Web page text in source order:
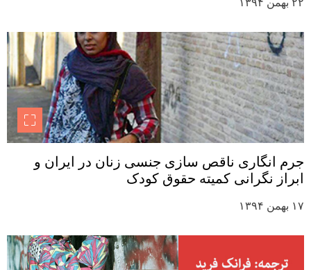
۲۲ بهمن ۱۳۹۴
جرم انگاری ناقص سازی جنسی زنان در ایران و
ابراز نگرانی کمیته حقوق کودک
۱۷ بهمن ۱۳۹۴